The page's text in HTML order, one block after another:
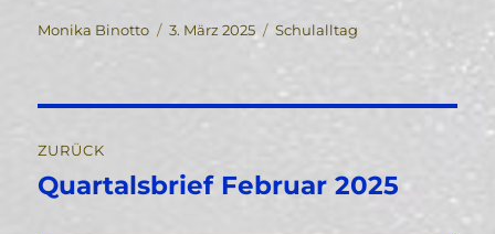
Autor
Monika Binotto
Veröffentlicht
3. März 2025 Kategorien
Schulalltag
ZURÜCK
Vorheriger
Quartalsbrief Februar 2025